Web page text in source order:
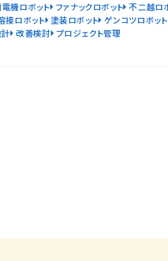
機ロボット ファナックロボット 不二越ロ
接ロボット 塗装ロボット ゲンコツロボット
計 改善検討 プロジェクト管理